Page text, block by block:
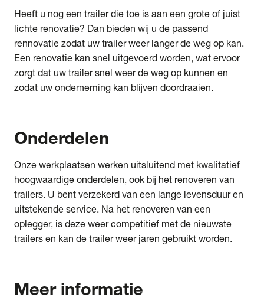
Heeft u nog een trailer die toe is aan een grote of juist
lichte renovatie? Dan bieden wij u de passend
rennovatie zodat uw trailer weer langer de weg op kan.
Een renovatie kan snel uitgevoerd worden, wat ervoor
zorgt dat uw trailer snel weer de weg op kunnen en
zodat uw onderneming kan blijven doordraaien.
Onderdelen
Onze werkplaatsen werken uitsluitend met kwalitatief
hoogwaardige onderdelen, ook bij het renoveren van
trailers. U bent verzekerd van een lange levensduur en
uitstekende service. Na het renoveren van een
oplegger, is deze weer competitief met de nieuwste
trailers en kan de trailer weer jaren gebruikt worden.
Meer informatie